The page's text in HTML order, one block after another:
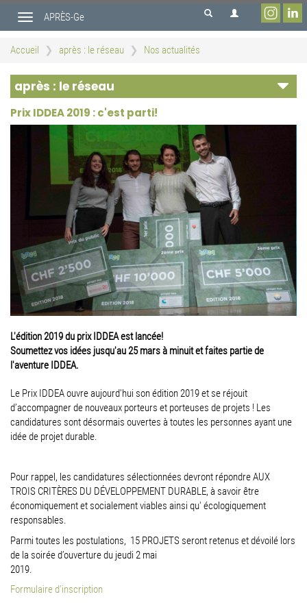
contenu
Toggle
navigation
APRÈS-Ge
Accueil après : le réseau Nos actualités
après : le réseau
Prix IDDEA 2019 : c'est parti!
L'édition 2019 du prix IDDEA est lancée!
Soumettez vos idées jusqu'au 25 mars à minuit et faites partie de
l'aventure IDDEA.
Le Prix IDDEA ouvre aujourd'hui son édition 2019 et se réjouit
d’accompagner de nouveaux porteurs et porteuses de projets ! Les
candidatures sont désormais ouvertes à toutes les personnes ayant une
idée de projet durable.
Pour rappel, les candidatures sélectionnées devront répondre AUX
TROIS CRITÈRES DU DÉVELOPPEMENT DURABLE, à savoir être
économiquement et socialement viables ainsi qu' écologiquement
responsables.
Parmi toutes les postulations, 15 PROJETS seront retenus et dévoilé lors
de la soirée d’ouverture du jeudi 2 mai
2019.
Formulaire d'inscription